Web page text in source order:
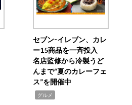
セブン‐イレブン、カレ
ー15商品を一斉投入
名店監修から冷製うど
んまで“夏のカレーフェ
ス”を開催中
グルメ